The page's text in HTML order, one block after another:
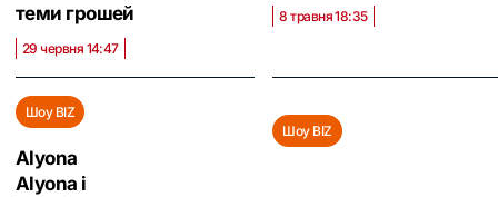
теми грошей
29 червня 14:47
8 травня 18:35
Шоу BIZ
Аlyona
Аlyona і
Шоу BIZ